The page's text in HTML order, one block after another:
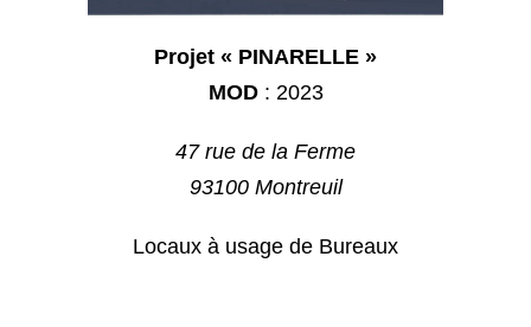
Projet « PINARELLE »
MOD: 2023
47 rue de la Ferme
93100 Montreuil
Locaux à usage de Bureaux